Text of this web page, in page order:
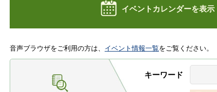
イベントカレンダーを表示
音声ブラウザをご利用の方は、 イベント情報一覧をご覧ください。
キーワード